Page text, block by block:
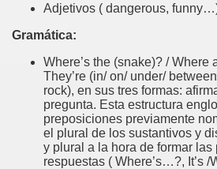
Adjetivos ( dangerous,
Gramática:
Where’s the (snake)? / Where
They’re (in/ on/ under/
rock), en sus tres formas:
pregunta. Esta estructura
preposiciones previamente
el plural de los sustantivos y
y plural a la hora de formar las
respuestas ( Where’s…?, It’s